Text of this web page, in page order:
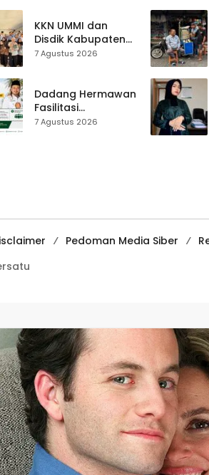
Penangkapan
KKN UMMI dan
Disdik Kabupaten
Sukabumi Perkuat
Kenakalan Remaja
di SMPN 2
Tegalbuleud
7 Agustus 2026
Dadang Hermawan
Fasilitasi
Pembentukan
7 Agustus 2026
Pedoman Media Siber